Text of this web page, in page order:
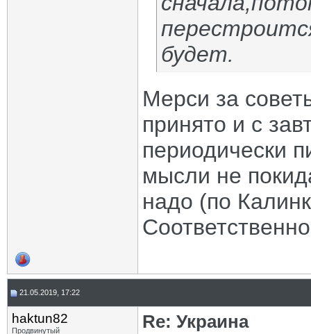
будет.
Мерси за
принято и с
периодически
мысли не
надо (по
21.05.2019, 17:22
haktun82
Продвинутый
Re: Украина